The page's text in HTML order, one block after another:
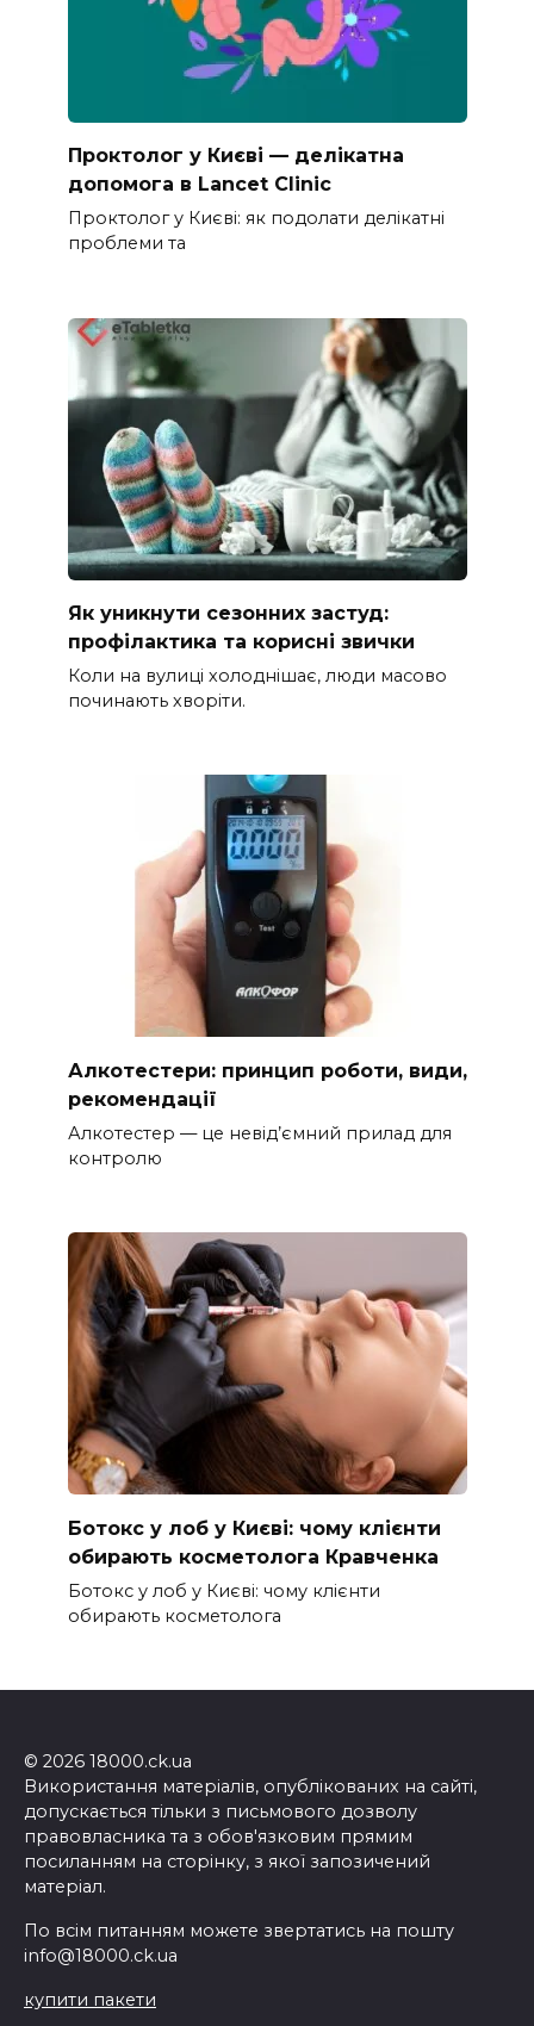
Проктолог у Києві — делікатна
допомога в Lancet Clinic
Проктолог у Києві: як подолати делікатні
проблеми та
Як уникнути сезонних застуд:
профілактика та корисні звички
Коли на вулиці холоднішає, люди масово
починають хворіти.
Алкотестери: принцип роботи, види,
рекомендації
Алкотестер — це невід’ємний прилад для
контролю
Ботокс у лоб у Києві: чому клієнти
обирають косметолога Кравченка
Ботокс у лоб у Києві: чому клієнти
обирають косметолога
© 2026 18000.ck.ua
Використання матеріалів, опублікованих на сайті,
допускається тільки з письмового дозволу
правовласника та з обов'язковим прямим
посиланням на сторінку, з якої запозичений
матеріал.
По всім питанням можете звертатись на пошту
info@18000.ck.ua
купити пакети